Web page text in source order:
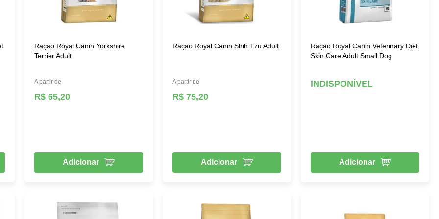
Ração Royal Canin Yorkshire
Terrier Adult
A partir de
R$ 65,20
Adicionar
Ração Royal Canin Shih Tzu Adult
A partir de
R$ 75,20
Adicionar
Ração Royal Canin Veterinary Diet
Skin Care Adult Small Dog
INDISPONÍVEL
Adicionar